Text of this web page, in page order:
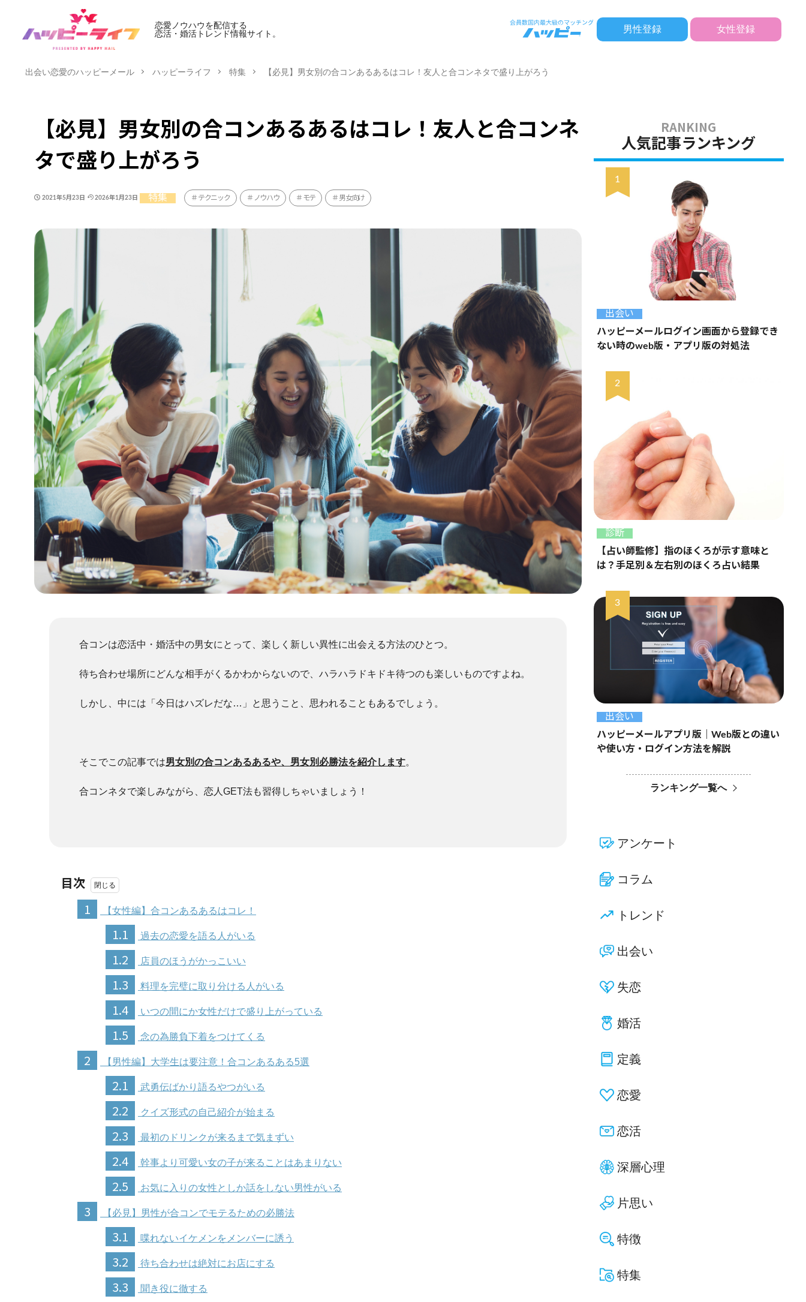
恋愛ノウハウを配信する
恋活・婚活トレンド情報サイト。
男性登録 女性登録
出会い恋愛のハッピーメール ハッピーライフ 特集 【必見】男女別の合コンあるあるはコレ！友人と合コンネタで盛り上がろう
【必見】男女別の合コンあるあるはコレ！友人と合コンネ
タで盛り上がろう
2021年5月23日 2026年1月23日 特集 テクニック ノウハウ モテ 男女向け
合コンは恋活中・婚活中の男女にとって、楽しく新しい異性に出会える方法のひとつ。
待ち合わせ場所にどんな相手がくるかわからないので、ハラハラドキドキ待つのも楽しいものですよね。
しかし、中には「今日はハズレだな…」と思うこと、思われることもあるでしょう。
そこでこの記事では男女別の合コンあるあるや、男女別必勝法を紹介します。
合コンネタで楽しみながら、恋人GET法も習得しちゃいましょう！
目次
1
【女性編】合コンあるあるはコレ！
1.1 過去の恋愛を語る人がいる
1.2 店員のほうがかっこいい
1.3 料理を完璧に取り分ける人がいる
1.4 いつの間にか女性だけで盛り上がっている
1.5 念の為勝負下着をつけてくる
2 【男性編】大学生は要注意！合コンあるある5選
2.1 武勇伝ばかり語るやつがいる
2.2 クイズ形式の自己紹介が始まる
2.3 最初のドリンクが来るまで気まずい
2.4 幹事より可愛い女の子が来ることはあまりない
2.5 お気に入りの女性としか話をしない男性がいる
3 【必見】男性が合コンでモテるための必勝法
3.1 喋れないイケメンをメンバーに誘う
3.2 待ち合わせは絶対にお店にする
3.3 聞き役に徹する
人気記事ランキング
出会い
ハッピーメールログイン画面から登録でき
ない時のweb版・アプリ版の対処法
診断
【占い師監修】指のほくろが示す意味と
は？手足別＆左右別のほくろ占い結果
出会い
ハッピーメールアプリ版｜Web版との違い
や使い方・ログイン方法を解説
ランキング一覧へ
アンケート
コラム
トレンド
出会い
失恋
婚活
定義
恋愛
恋活
深層心理
片思い
特徴
特集